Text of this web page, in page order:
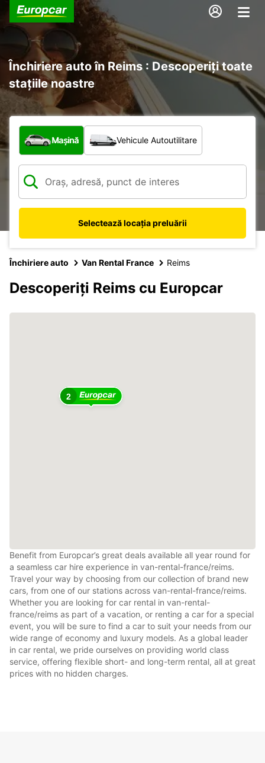
Închiriere auto în Reims : Descoperiți toate
stațiile noastre
Ce tip de vehicul?
Mașină Vehicule Autoutilitare
Selectează locația preluării
Închiriere auto Van Rental France Reims
Descoperiți Reims cu Europcar
2
Benefit from Europcar’s great deals available all year round for
a seamless car hire experience in van-rental-france/reims.
Travel your way by choosing from our collection of brand new
cars, from one of our stations across van-rental-france/reims.
Whether you are looking for car rental in van-rental-
france/reims as part of a vacation, or renting a car for a special
event, you will be sure to find a car to suit your needs from our
wide range of economy and luxury models. As a global leader
in car rental, we pride ourselves on providing world class
service, offering flexible short- and long-term rental, all at great
prices with no hidden charges.